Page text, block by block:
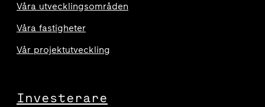
Våra utvecklingsområden
Våra fastigheter
Vår projektutveckling
Investerare